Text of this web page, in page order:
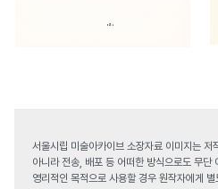
서울시립 미술아카이브 소장자료 이미지는 저
아니라 전송, 배포 등 어떠한 방식으로도 무단
영리적인 목적으로 사용할 경우 원작자에게